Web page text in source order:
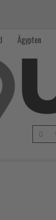
Ägypten